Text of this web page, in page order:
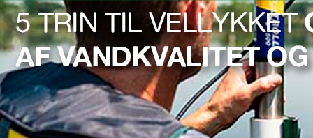
DOWNLOAD
JOB HOS CKE
OM CKE
KONTAKT OS
CKE INFORMERER
2022 01 CKEI
Webinar om
overvågning af
vandkvalitet og
vandstand